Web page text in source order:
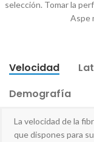
selección. Tomar la
Aspe
Velocidad
Demografía
La velocidad de la
que dispones para